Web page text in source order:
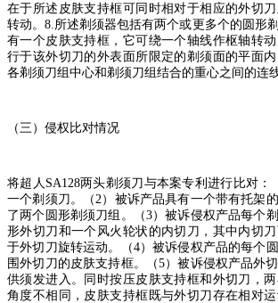
在于所述皮肤支持框可同时相对于相应的外切
转动。8. 所述剃须器包括有两个或更多个的圆形
有一个皮肤支持框，它可绕一个轴线作枢轴转
行于该外切刀的外表面所限定的剃须面的平面
各剃须刀组中心和剃须刀组结合的重心之间的连
（三）侵权比对情况
将超人 SA128两头剃须刀与本案专利进行比对：
一个剃须刀。（ 2 ）被诉产品具有一个带有托架
了两个圆形剃须刀组。（3）被诉侵权产品每个
形外切刀和一个风火轮状的内切刀，其中内切
于外切刀旋转运动。（4）被诉侵权产品的每个
围外切刀的皮肤支持框。（5）被诉侵权产品外
供须发进入。同时按压皮肤支持框和外切刀，
角度不相同，皮肤支持框既与外切刀存在相对